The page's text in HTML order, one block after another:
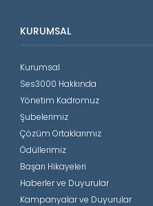
KURUMSAL
Kurumsal
Ses3000 Hakkında
Yönetim Kadromuz
Şubelerimiz
Çözüm Ortaklarımız
Ödüllerimiz
Başarı Hikayeleri
Haberler ve Duyurular
Kampanyalar ve Duyurular